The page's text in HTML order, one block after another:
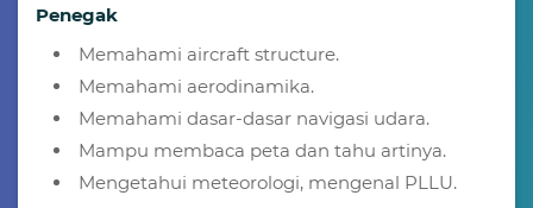
Penegak
Memahami aircraft structure.
Memahami aerodinamika.
Memahami dasar-dasar navigasi udara.
Mampu membaca peta dan tahu artinya.
Mengetahui meteorologi, mengenal PLLU.